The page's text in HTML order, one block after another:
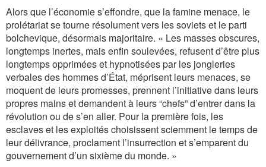
Alors que l’économie s’effondre, que la famine menace, le
prolétariat se tourne résolument vers les soviets et le parti
bolchevique, désormais majoritaire. « Les masses obscures,
longtemps inertes, mais enfin soulevées, refusent d’être plus
longtemps opprimées et hypnotisées par les jongleries
verbales des hommes d’État, méprisent leurs menaces, se
moquent de leurs promesses, prennent l’initiative dans leurs
propres mains et demandent à leurs “chefs” d’entrer dans la
révolution ou de s’en aller. Pour la première fois, les
esclaves et les exploités choisissent sciemment le temps de
leur délivrance, proclament l’insurrection et s’emparent du
gouvernement d’un sixième du monde. »